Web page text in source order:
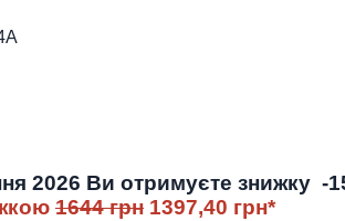
2026 Ви отримуєте знижку -
1644 грн 1397,40 грн*